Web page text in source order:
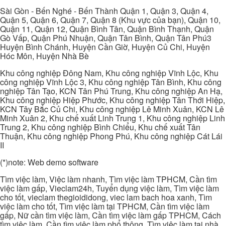
Sài Gòn - Bến Nghé - Bến Thành Quận 1, Quận 3, Quận 4,
Quận 5, Quận 6, Quận 7, Quận 8 (Khu vực của bạn), Quận 10,
Quận 11, Quận 12, Quận Bình Tân, Quận Bình Thạnh, Quận
Gò Vấp, Quận Phú Nhuận, Quận Tân Bình, Quận Tân Phú3
Huyện Bình Chánh, Huyện Cần Giờ, Huyện Củ Chi, Huyện
Hóc Môn, Huyện Nhà Bè
Khu công nghiệp Đông Nam, Khu công nghiệp Vĩnh Lộc, Khu
công nghiệp Vĩnh Lộc 3, Khu công nghiệp Tân Bình, Khu công
nghiệp Tân Tạo, KCN Tân Phú Trung, Khu công nghiệp An Hạ,
Khu công nghiệp Hiệp Phước, Khu công nghiệp Tân Thới Hiệp,
KCN Tây Bắc Củ Chi, Khu công nghiệp Lê Minh Xuân, KCN Lê
Minh Xuân 2, Khu chế xuất Linh Trung 1, Khu công nghiệp Linh
Trung 2, Khu công nghiệp Bình Chiểu, Khu chế xuất Tân
Thuận, Khu công nghiệp Phong Phú, Khu công nghiệp Cát Lái
II
(*)note: Web demo software
Tìm việc làm, Việc làm nhanh, Tìm việc làm TPHCM, Cần tìm
việc làm gấp, Vieclam24h, Tuyển dụng việc làm, Tìm việc làm
cho tốt, vieclam thegioididong, viec lam bach hoa xanh, Tìm
việc làm cho tốt, Tìm việc làm tại TPHCM, Cần tìm việc làm
gấp, Nữ cần tìm việc làm, Cần tìm việc làm gấp TPHCM, Cách